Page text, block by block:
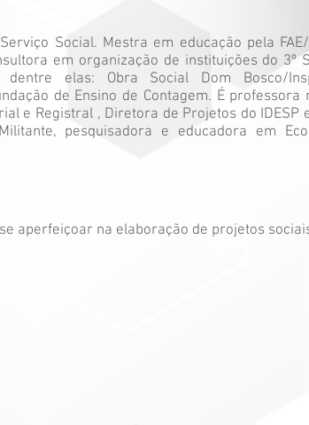
Social. Mestra em educação pela
em organização de instituições do 3º
elas: Obra Social Dom Bosco/
de Ensino de Contagem. É professora
e Registral , Diretora de Projetos do IDESP
pesquisadora e educadora em
aperfeiçoar na elaboração de projetos